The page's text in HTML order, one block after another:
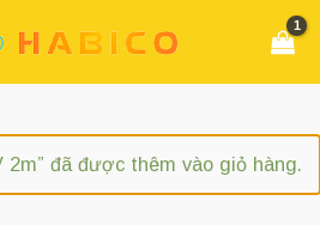
2m” đã được thêm vào giỏ hàng.